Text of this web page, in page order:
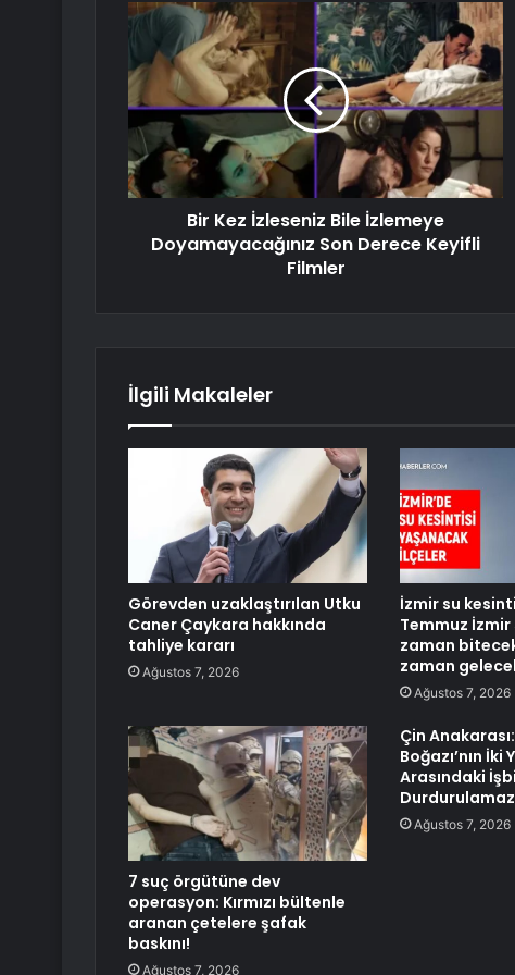
Bir Kez İzleseniz Bile İzlemeye
Doyamayacağınız Son Derece Keyifli
Filmler
İlgili Makaleler
Görevden uzaklaştırılan Utku
Caner Çaykara hakkında
tahliye kararı
Ağustos 7, 2026
İzmir su
Temmuz
zaman
zaman
Ağustos 7, 2026
7 suç örgütüne dev
operasyon: Kırmızı bültenle
aranan çetelere şafak
baskını!
Ağustos 7, 2026
Çin
Boğazı’nın İki
Arasındaki
Durdurulamaz
Ağustos 7, 2026